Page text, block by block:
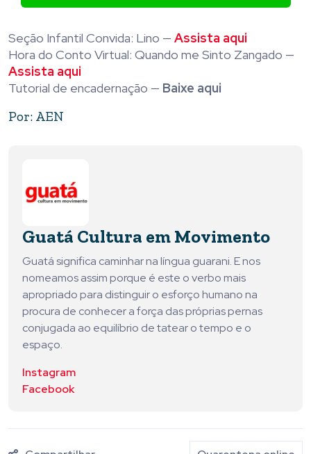
Seção Infantil Convida: Lino — Assista aqui
Hora do Conto Virtual: Quando me Sinto Zangado —
Assista aqui
Tutorial de encadernação — Baixe aqui
Por: AEN
Guatá Cultura em Movimento
Guatá significa caminhar na língua guarani. E nos
nomeamos assim porque é este o verbo mais
apropriado para distinguir o esforço humano na
procura de conhecer a força das próprias pernas
conjugada ao equilíbrio de tatear o tempo e o
espaço.
Instagram
Facebook